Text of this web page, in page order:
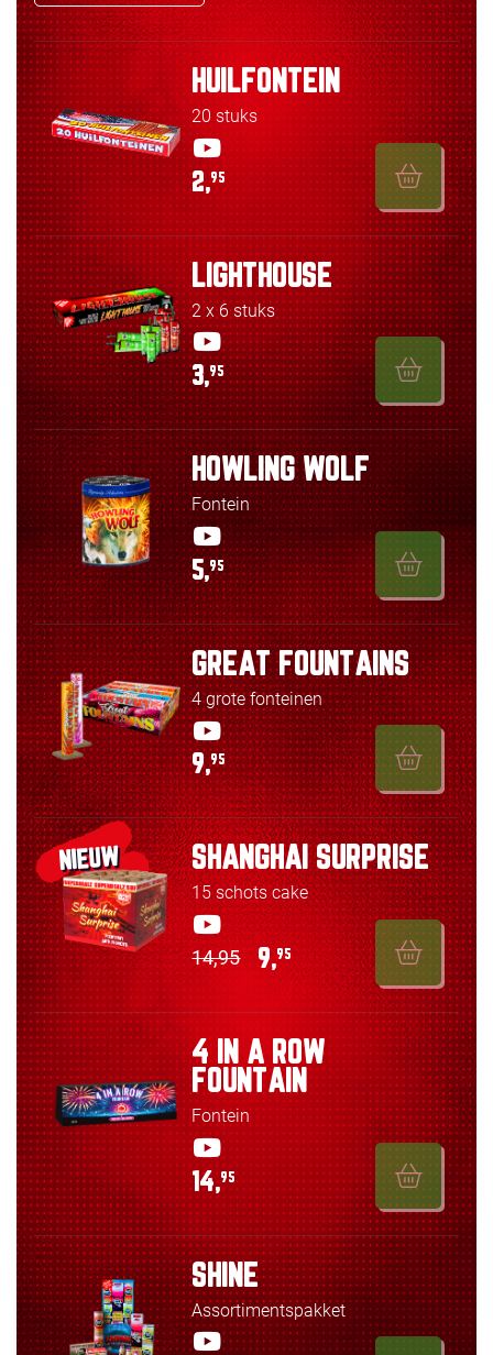
HUILFONTEIN
20 stuks
2,95
LIGHTHOUSE
2 x 6 stuks
3,95
HOWLING WOLF
Fontein
5,95
GREAT FOUNTAINS
4 grote fonteinen
9,95
NIEUW SHANGHAI SURPRISE
15 schots cake
14,95 9,95
4 IN A ROW
FOUNTAIN
Fontein
14,95
SHINE
Assortimentspakket